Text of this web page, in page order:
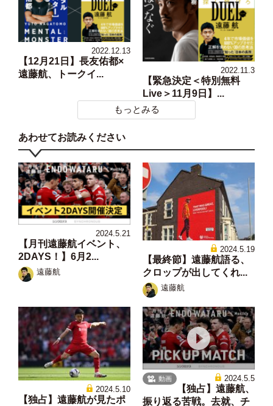
2022.12.13
【12月21日】長友佑都×
遠藤航、トークイ...
2022.11.3
【緊急決定＜特別無料
Live＞11月9日】...
もっとみる
あわせてお読みください
2024.5.21
【月刊遠藤航イベント、
2DAYS！】6月2...
遠藤航
2024.5.19
【最終節】遠藤航語る、
クロップが出してくれ...
遠藤航
2024.5.10
【独占】遠藤航が見たポ
動画 2024.5.5
【独占】遠藤航、
振り返る苦戦。去就、チ